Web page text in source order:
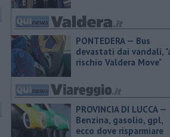
PONTEDERA — Bus
devastati dai vandali,
rischio Valdera Move"
PROVINCIA DI LUCCA — ​
Benzina, gasolio, gpl,
ecco dove risparmiare